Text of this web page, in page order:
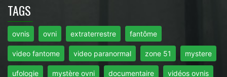
TAGS
ovnis ovni extraterrestre fantôme
video fantome video paranormal zone 51 mystere
ufologie mystère ovni documentaire vidéos ovnis